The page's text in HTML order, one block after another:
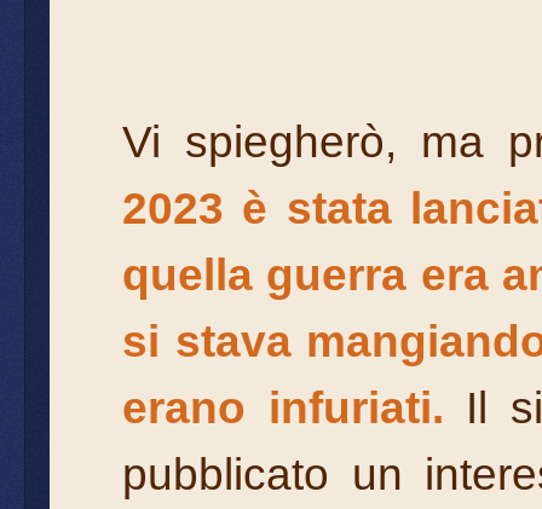
Vi spiegherò, ma
2023 è stata
quella guerra era
si stava
erano infuriati. Il
pubblicato un